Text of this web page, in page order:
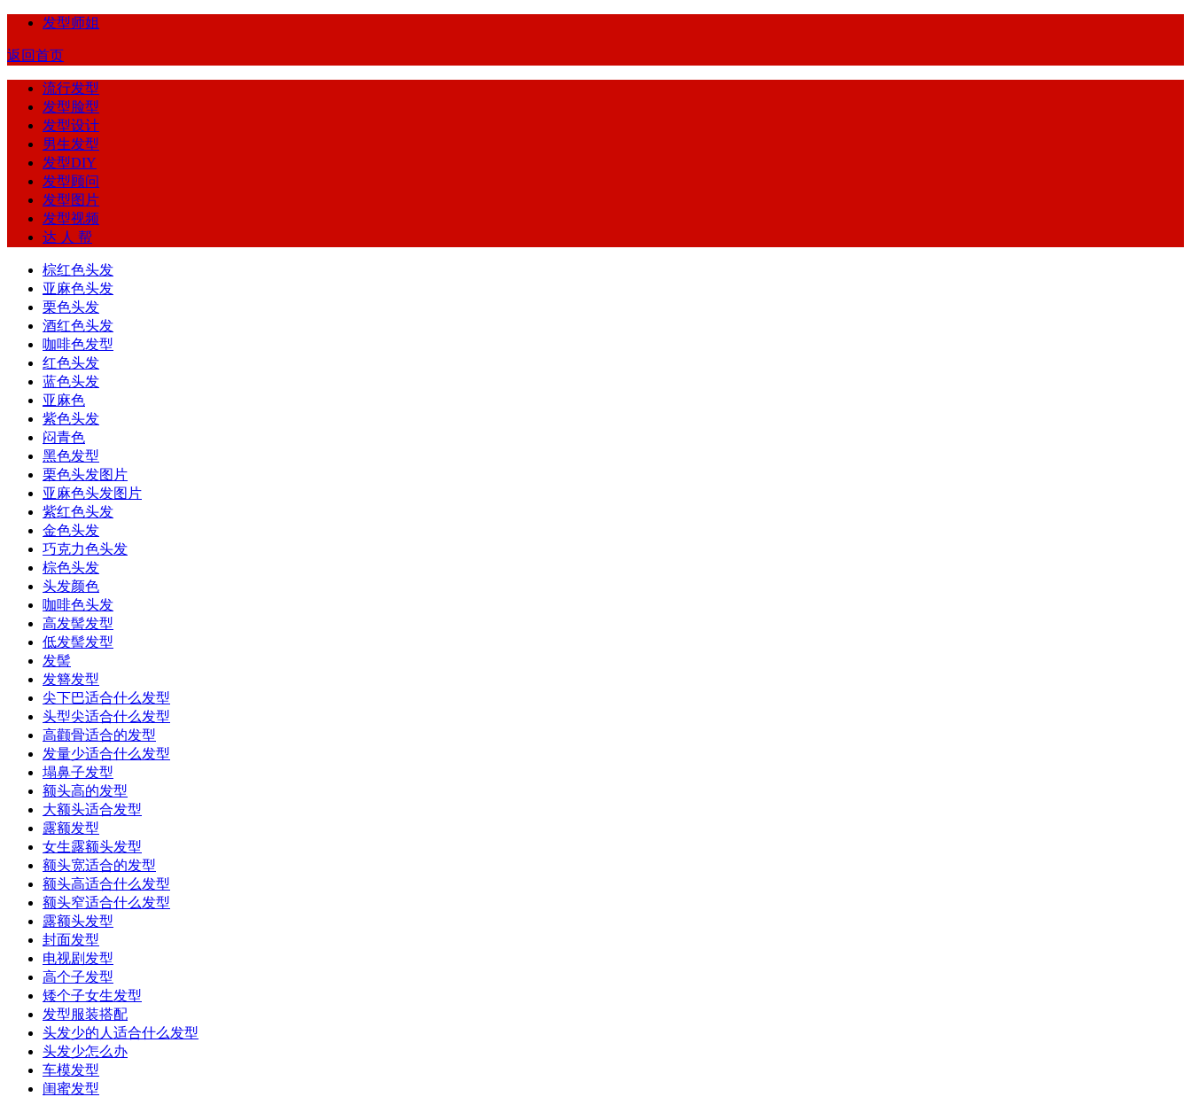
发型师姐
返回首页
流行发型
发型脸型
发型设计
男生发型
发型DIY
发型顾问
发型图片
发型视频
达 人 帮
棕红色头发
亚麻色头发
栗色头发
酒红色头发
咖啡色发型
红色头发
蓝色头发
亚麻色
紫色头发
闷青色
黑色发型
栗色头发图片
亚麻色头发图片
紫红色头发
金色头发
巧克力色头发
棕色头发
头发颜色
咖啡色头发
高发髻发型
低发髻发型
发髻
发簪发型
尖下巴适合什么发型
头型尖适合什么发型
高颧骨适合的发型
发量少适合什么发型
塌鼻子发型
额头高的发型
大额头适合发型
露额发型
女生露额头发型
额头宽适合的发型
额头高适合什么发型
额头窄适合什么发型
露额头发型
封面发型
电视剧发型
高个子发型
矮个子女生发型
发型服装搭配
头发少的人适合什么发型
头发少怎么办
车模发型
闺蜜发型